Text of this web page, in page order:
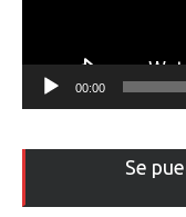
00:00
Se